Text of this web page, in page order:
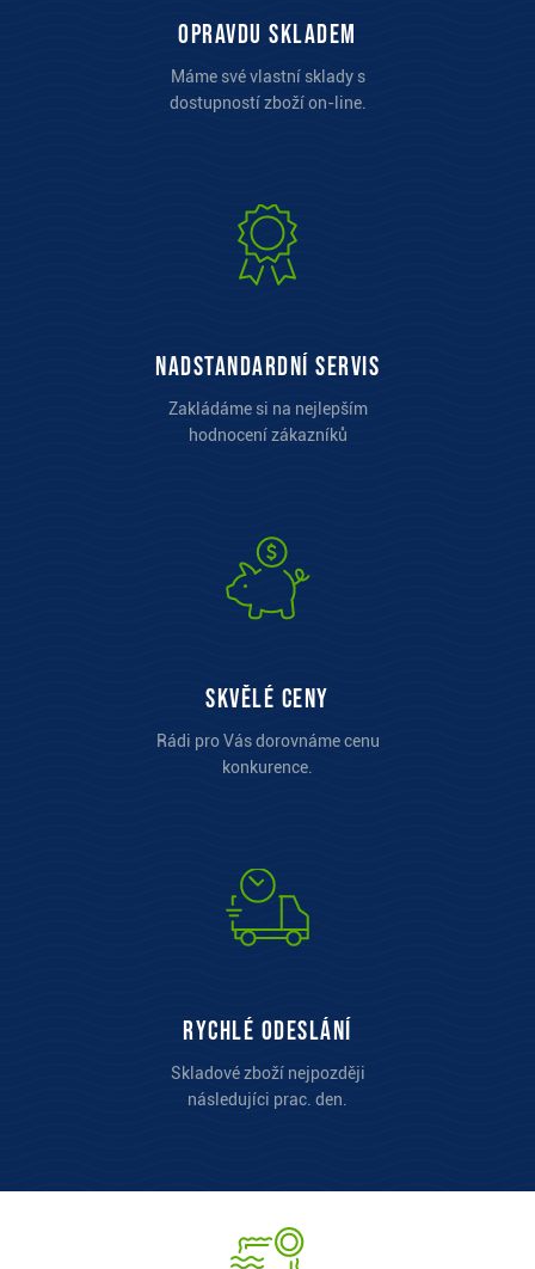
opravdu skladem
Máme své vlastní sklady s
dostupností zboží on-line.
Nadstandardní servis
Zakládáme si na nejlepším
hodnocení zákazníků
Skvělé ceny
Rádi pro Vás dorovnáme cenu
konkurence.
Rychlé odeslání
Skladové zboží nejpozději
následujíci prac. den.